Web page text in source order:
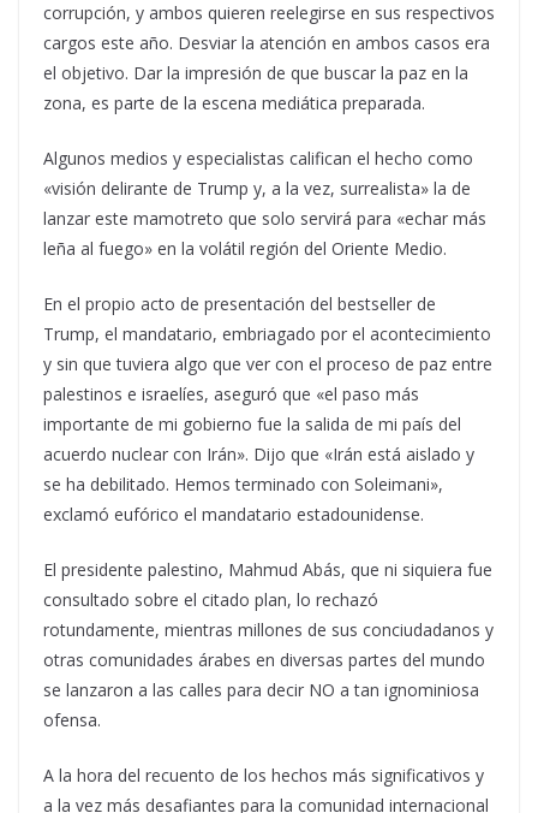
corrupción, y ambos quieren reelegirse en sus respectivos
cargos este año. Desviar la atención en ambos casos era
el objetivo. Dar la impresión de que buscar la paz en la
zona, es parte de la escena mediática preparada.
Algunos medios y especialistas califican el hecho como
«visión delirante de Trump y, a la vez, surrealista» la de
lanzar este mamotreto que solo servirá para «echar más
leña al fuego» en la volátil región del Oriente Medio.
En el propio acto de presentación del bestseller de
Trump, el mandatario, embriagado por el acontecimiento
y sin que tuviera algo que ver con el proceso de paz entre
palestinos e israelíes, aseguró que «el paso más
importante de mi gobierno fue la salida de mi país del
acuerdo nuclear con Irán». Dijo que «Irán está aislado y
se ha debilitado. Hemos terminado con Soleimani»,
exclamó eufórico el mandatario estadounidense.
El presidente palestino, Mahmud Abás, que ni siquiera fue
consultado sobre el citado plan, lo rechazó
rotundamente, mientras millones de sus conciudadanos y
otras comunidades árabes en diversas partes del mundo
se lanzaron a las calles para decir NO a tan ignominiosa
ofensa.
A la hora del recuento de los hechos más significativos y
a la vez más desafiantes para la comunidad internacional